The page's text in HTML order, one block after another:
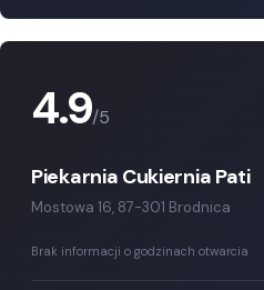
4.9/5
Piekarnia Cukiernia Pati
Mostowa 16, 87-301 Brodnica
Brak informacji o godzinach otwarcia